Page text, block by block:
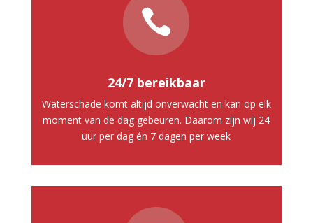

24/7 bereikbaar
Waterschade komt altijd onverwacht en kan op elk
moment van de dag gebeuren. Daarom zijn wij 24
uur per dag én 7 dagen per week